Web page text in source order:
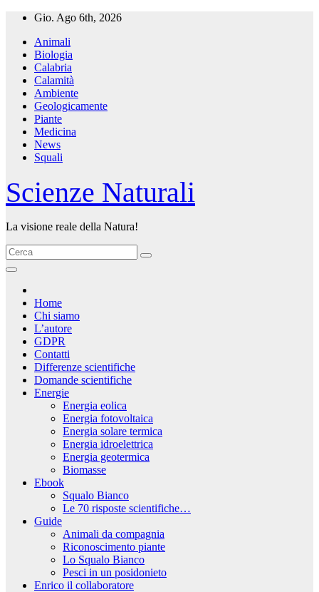
Salta
contenuto
Gio. Ago 6th, 2026
Animali
Biologia
Calabria
Calamità
Ambiente
Geologicamente
Piante
Medicina
News
Squali
Scienze Naturali
La visione reale della Natura!
Home
Chi siamo
L’autore
GDPR
Contatti
Differenze scientifiche
Domande scientifiche
Energie
Energia eolica
Energia fotovoltaica
Energia solare termica
Energia idroelettrica
Energia geotermica
Biomasse
Ebook
Squalo Bianco
Le 70 risposte scientifiche…
Guide
Animali da compagnia
Riconoscimento piante
Lo Squalo Bianco
Pesci in un posidonieto
Enrico il collaboratore